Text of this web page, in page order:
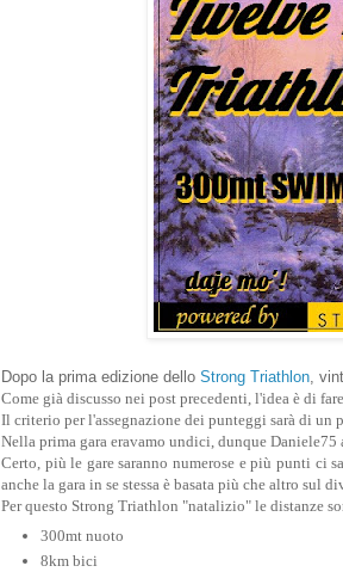
Dopo la prima edizione dello Strong Triathlon,
Come già discusso nei post precedenti, l'idea è di
Il criterio per l'assegnazione dei punteggi sarà di
Nella prima gara eravamo undici, dunque
Certo, più le gare saranno numerose e più punti ci
anche la gara in se stessa è basata più che altro sul
Per questo Strong Triathlon "natalizio" le distanze
300mt nuoto
8km bici